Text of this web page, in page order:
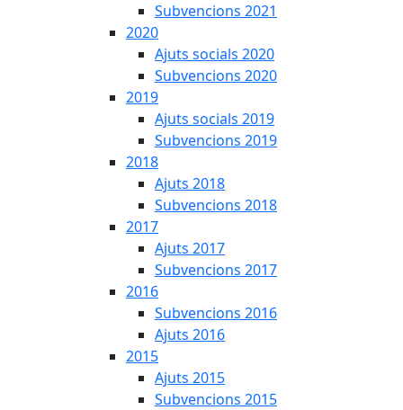
Subvencions 2021
2020
Ajuts socials 2020
Subvencions 2020
2019
Ajuts socials 2019
Subvencions 2019
2018
Ajuts 2018
Subvencions 2018
2017
Ajuts 2017
Subvencions 2017
2016
Subvencions 2016
Ajuts 2016
2015
Ajuts 2015
Subvencions 2015